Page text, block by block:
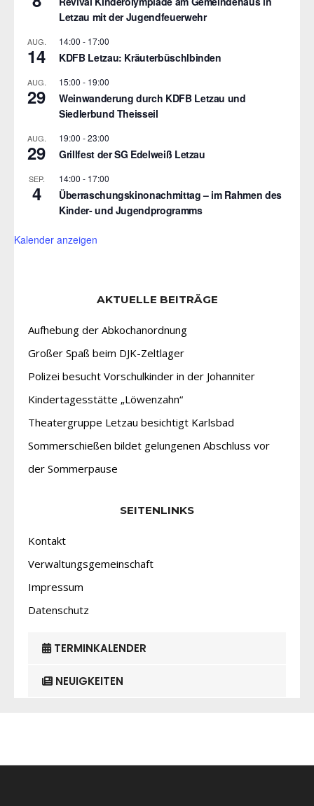
Letzau mit der Jugendfeuerwehr
AUG.
14
14:00 - 17:00
KDFB Letzau: Kräuterbüschlbinden
AUG.
29
15:00 - 19:00
Weinwanderung durch KDFB Letzau und
Siedlerbund Theisseil
AUG.
29
19:00 -23:00
Grillfest der SG Edelweiß Letzau
SEP.
4
14:00 - 17:00
Überraschungskinonachmittag – im Rahmen des
Kinder- und Jugendprogramms
Kalender anzeigen
AKTUELLE BEITRÄGE
Aufhebung der Abkochanordnung
Großer Spaß beim DJK-Zeltlager
Polizei besucht Vorschulkinder in der Johanniter
Kindertagesstätte „Löwenzahn“
Theatergruppe Letzau besichtigt Karlsbad
Sommerschießen bildet gelungenen Abschluss vor
der Sommerpause
SEITENLINKS
Kontakt
Verwaltungsgemeinschaft
Impressum
Datenschutz
TERMINKALENDER
NEUIGKEITEN